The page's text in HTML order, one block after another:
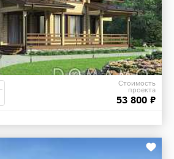
Стоимость
проекта
53 800 ₽